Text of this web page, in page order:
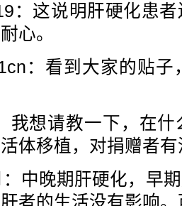
这说明肝硬化患者
心。
：看到大家的贴子
想请教一下，在什
体移植，对捐赠者
晚期肝硬化，早期
者的生活没有影响